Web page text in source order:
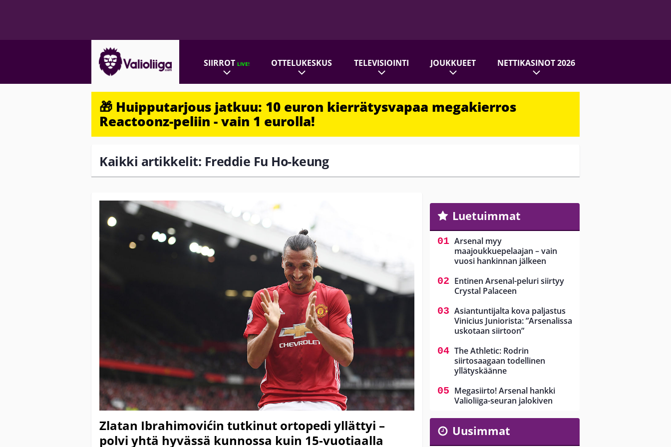
SIIRROTLIVE! OTTELUKESKUS TELEVISIOINTI JOUKKUEET NETTIKASINOT 2026
🎁 Huipputarjous jatkuu: 10 euron kierrätysvapaa megakierros
Reactoonz-peliin - vain 1 eurolla!
Kaikki artikkelit: Freddie Fu Ho-keung
Zlatan Ibrahimovićin tutkinut ortopedi yllättyi –
polvi yhtä hyvässä kunnossa kuin 15-vuotiaalla
Luetuimmat
Arsenal myy
maajoukkuepelaajan – vain
vuosi hankinnan jälkeen
Entinen Arsenal-peluri siirtyy
Crystal Palaceen
Asiantuntijalta kova paljastus
Vinicius Juniorista: ”Arsenalissa
uskotaan siirtoon”
The Athletic: Rodrin
siirtosaagaan todellinen
yllätyskäänne
Megasiirto! Arsenal hankki
Valioliiga-seuran jalokiven
Uusimmat